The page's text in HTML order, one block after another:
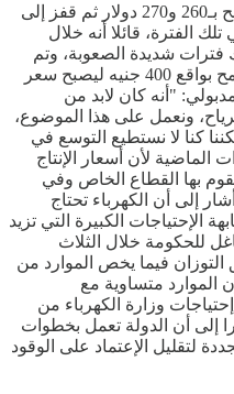
وأضاف أن الدولة كانت تستورد القمح بـ260 و270 دولار ثم قفز إلى
تلك الفترة، قائلا أنه خلال
فترات شديدة الصعوبة، وتم
إتخاذ قرار بحافز استثنائي لتوريد القمح بواقع 400 جنيه ليصبح سعر
جنيه. وقال مدبولي: "أنه كان لابد من
ونعمل على هذا الموضوع،
كنا لا نستطيع التوسع في
لأن أسعار الإنتاج
بها القطاع الخاص وفي
إلى أن الكهرباء تحتاج
الإحتياجات الكبيرة التي تزيد
للحكومة خلال الثلاث
فيما يخص الموارد من
الموارد متساوية مع
وزارة الكهرباء من
إلى أن الدولة تعمل بخطوات
لتقليل الإعتماد على الوقود